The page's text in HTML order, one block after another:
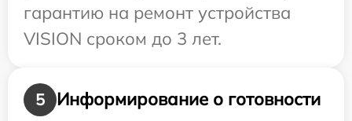
гарантию на ремонт устройства
VISION сроком до 3 лет.
5
Информирование о готовности